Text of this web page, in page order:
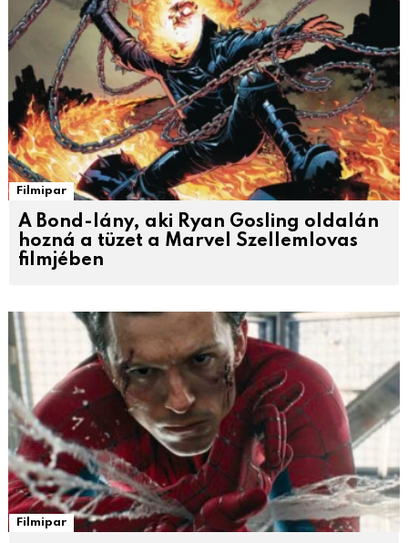
Filmipar
A Bond-lány, aki Ryan Gosling oldalán
hozná a tüzet a Marvel Szellemlovas
filmjében
Filmipar